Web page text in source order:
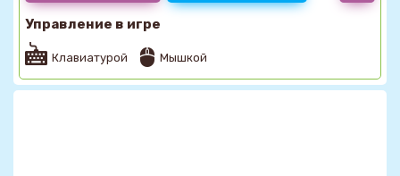
Управление в игре
Клавиатурой Мышкой